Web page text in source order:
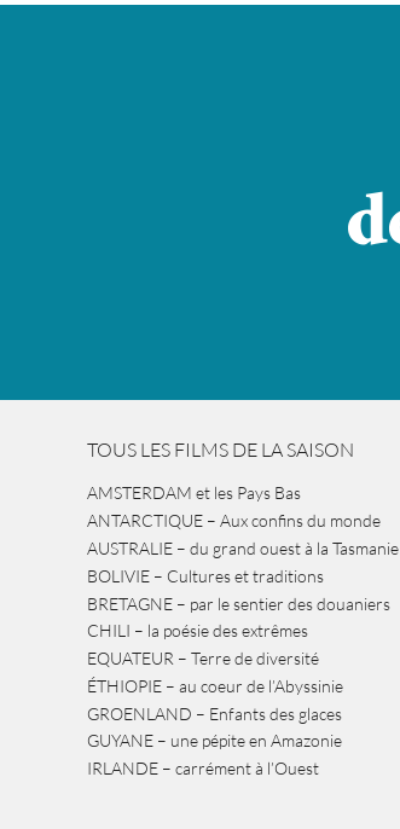
TOUS LES FILMS DE LA SAISON
AMSTERDAM et les Pays Bas
ANTARCTIQUE – Aux confins du monde
AUSTRALIE – du grand ouest à la Tasmanie
BOLIVIE – Cultures et traditions
BRETAGNE – par le sentier des douaniers
CHILI – la poésie des extrêmes
EQUATEUR – Terre de diversité
ÉTHIOPIE – au coeur de l’Abyssinie
GROENLAND – Enfants des glaces
GUYANE – une pépite en Amazonie
IRLANDE – carrément à l’Ouest